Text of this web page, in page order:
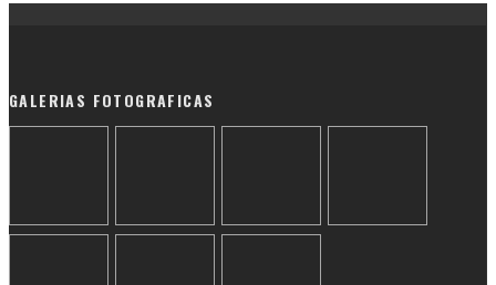
GALERIAS FOTOGRAFICAS